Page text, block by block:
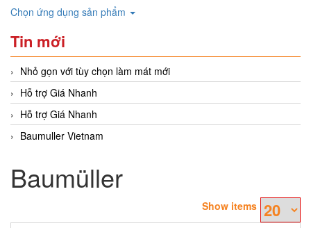
Chọn ứng dụng sản phẩm
Tin mới
Nhỏ gọn với tùy chọn làm mát mới
Hỗ trợ Giá Nhanh
Hỗ trợ Giá Nhanh
Baumuller Vietnam
Baumüller
Show items